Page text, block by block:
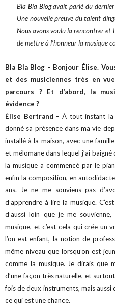
Bla Bla Blog avait parlé du dernier
Une nouvelle preuve du talent
Nous avons voulu la rencontrer et
de mettre à l’honneur la musique
Bla Bla Blog – Bonjour Élise.
et des musiciennes très en
parcours ? Et d’abord, la
évidence ?
Élise Bertrand – À tout instant la
donné sa présence dans ma vie
installé à la maison, avec une
et mélomane dans lequel j’ai
la musique a commencé par le
enfin la composition, en
ans. Je ne me souviens pas
d’apprendre à lire la musique.
d’aussi loin que je me
musique, et c’est cela qui crée un
l’on est enfant, la notion de
même niveau que lorsqu’on est
comme la musique. Je dirais que
d’une façon très naturelle, et
fois de deux instruments, mais
ce qui est une chance.